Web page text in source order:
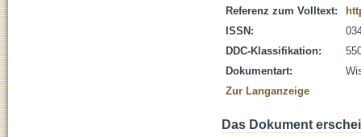
Referenz zum Volltext:
ISSN:
DDC-Klassifikation:
Dokumentart:
Zur Langanzeige
Das Dokument